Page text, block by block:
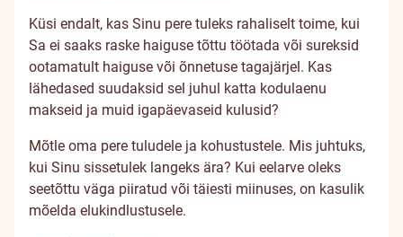
Küsi endalt, kas Sinu pere tuleks rahaliselt toime, kui
Sa ei saaks raske haiguse tõttu töötada või sureksid
ootamatult haiguse või õnnetuse tagajärjel. Kas
lähedased suudaksid sel juhul katta kodulaenu
makseid ja muid igapäevaseid kulusid?
Mõtle oma pere tuludele ja kohustustele. Mis juhtuks,
kui Sinu sissetulek langeks ära? Kui eelarve oleks
seetõttu väga piiratud või täiesti miinuses, on kasulik
mõelda elukindlustusele.